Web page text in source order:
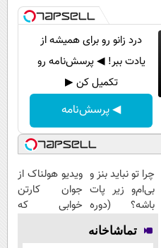
درد زانو رو برای همیشه از
یادت ببر! ◀ پرسش‌نامه رو
تکمیل کن ▶
◀ پرسش‌نامه
چرا تو نباید بنز و
بی‌ام‌و زیر پات
باشه؟ (دوره
رایگان درآمد
میلیاردی)
ویدیو هولناک از
جوان کارتن
خوابی که
تماشاخانه